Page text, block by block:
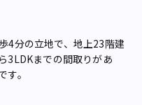
4分の立地で、地上23階建
3LDKまでの間取りがあ
。